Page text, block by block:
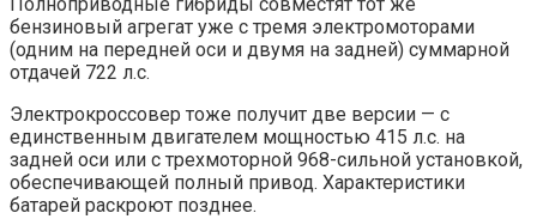
Полноприводные гибриды совместят тот же
бензиновый агрегат уже с тремя электромоторами
(одним на передней оси и двумя на задней) суммарной
отдачей 722 л.с.
Электрокроссовер тоже получит две версии — с
единственным двигателем мощностью 415 л.с. на
задней оси или с трехмоторной 968-сильной установкой,
обеспечивающей полный привод. Характеристики
батарей раскроют позднее.